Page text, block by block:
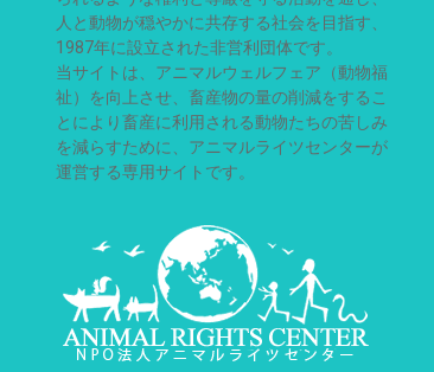
人と動物が穏やかに共存する社会を目指す、
1987年に設立された非営利団体です。
当サイトは、アニマルウェルフェア（動物福
祉）を向上させ、畜産物の量の削減をするこ
とにより畜産に利用される動物たちの苦しみ
を減らすために、アニマルライツセンターが
運営する専用サイトです。